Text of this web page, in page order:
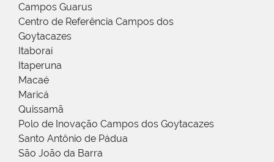
Campos Guarus
Centro de Referência Campos dos
Goytacazes
Itaboraí
Itaperuna
Macaé
Maricá
Quissamã
Polo de Inovação Campos dos Goytacazes
Santo Antônio de Pádua
São João da Barra